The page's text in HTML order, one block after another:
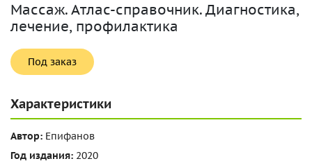
Массаж. Атлас-справочник. Диагностика,
лечение, профилактика
Под заказ
Характеристики
Автор: Епифанов
Год издания: 2020